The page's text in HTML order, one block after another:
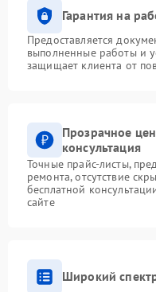
Гарантия на
Предоставляется
выполненные работы и
защищает клиента от
Прозрачное
консультация
Точные прайс-листы,
ремонта, отсутствие
бесплатной
сайте
Широкий